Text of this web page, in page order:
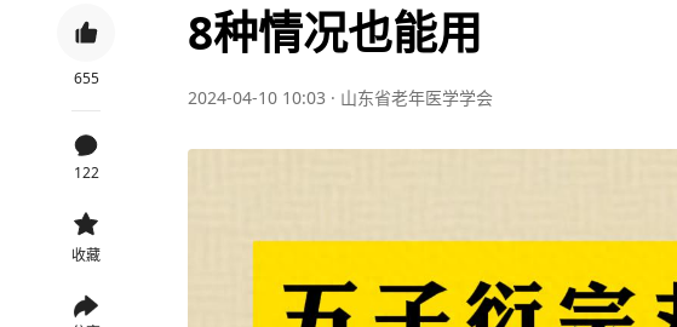
655
122
收藏
8种情况也能用
2024-04-10 10:03 · 山东省老年医学学会